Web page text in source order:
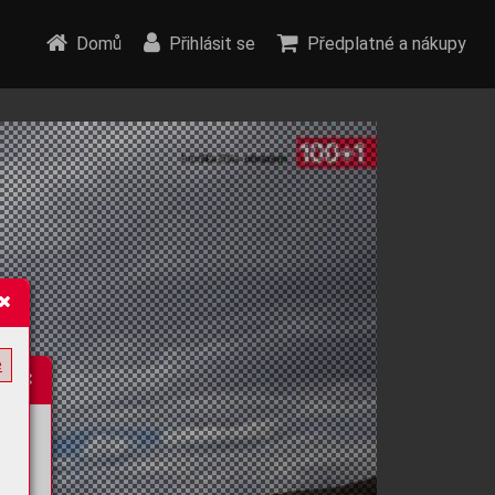
Domů Přihlásit se Předplatné a nákupy